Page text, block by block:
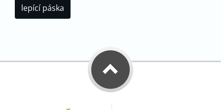
lepící páska